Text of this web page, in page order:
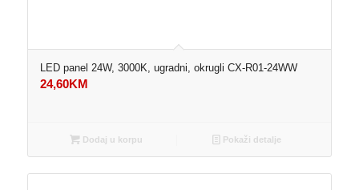
LED panel 24W, 3000K, ugradni, okrugli CX-R01-24WW
24,60KM
Dodaj u korpu Pokaži detalje